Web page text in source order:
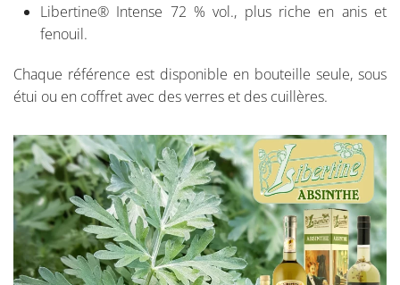
Libertine® Intense 72 % vol., plus riche en anis et
fenouil.
Chaque référence est disponible en bouteille seule, sous
étui ou en coffret avec des verres et des cuillères.